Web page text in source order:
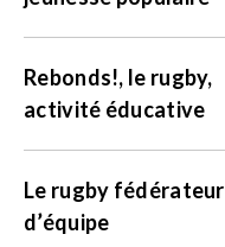
Rebonds!, le rugby,
activité éducative
Le rugby fédérateur
d’équipe